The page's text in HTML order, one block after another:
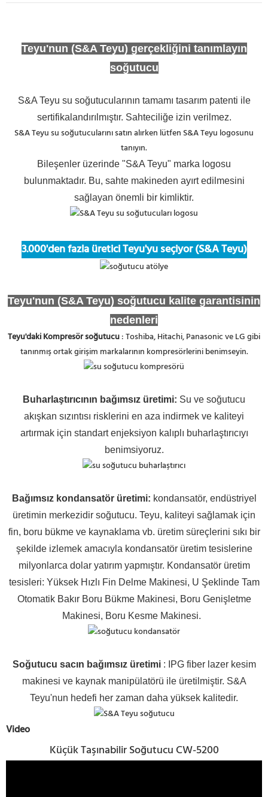
Teyu'nun (S&A Teyu) gerçekliğini tanımlayın
soğutucu
S&A Teyu su soğutucularının tamamı tasarım patenti ile
sertifikalandırılmıştır. Sahteciliğe izin verilmez.
S&A Teyu su soğutucularını satın alırken lütfen S&A Teyu logosunu
tanıyın.
Bileşenler üzerinde "S&A Teyu" marka logosu
bulunmaktadır. Bu, sahte makineden ayırt edilmesini
sağlayan önemli bir kimliktir.
3.000'den fazla üretici Teyu'yu seçiyor (S&A Teyu)
Teyu'nun (S&A Teyu) soğutucu kalite garantisinin
nedenleri
Teyu'daki Kompresör soğutucu: Toshiba, Hitachi, Panasonic ve LG gibi
tanınmış ortak girişim markalarının kompresörlerini benimseyin.
Buharlaştırıcının bağımsız üretimi: Su ve soğutucu
akışkan sızıntısı risklerini en aza indirmek ve kaliteyi
artırmak için standart enjeksiyon kalıplı buharlaştırıcıyı
benimsiyoruz.
Bağımsız kondansatör üretimi: kondansatör, endüstriyel
üretimin merkezidir soğutucu. Teyu, kaliteyi sağlamak için
fin, boru bükme ve kaynaklama vb. üretim süreçlerini sıkı bir
şekilde izlemek amacıyla kondansatör üretim tesislerine
milyonlarca dolar yatırım yapmıştır. Kondansatör üretim
tesisleri: Yüksek Hızlı Fin Delme Makinesi, U Şeklinde Tam
Otomatik Bakır Boru Bükme Makinesi, Boru Genişletme
Makinesi, Boru Kesme Makinesi.
Soğutucu sacın bağımsız üretimi: IPG fiber lazer kesim
makinesi ve kaynak manipülatörü ile üretilmiştir. S&A
Teyu'nun hedefi her zaman daha yüksek kalitedir.
Video
Küçük Taşınabilir Soğutucu CW-5200